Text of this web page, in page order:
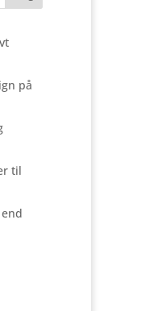
på
til